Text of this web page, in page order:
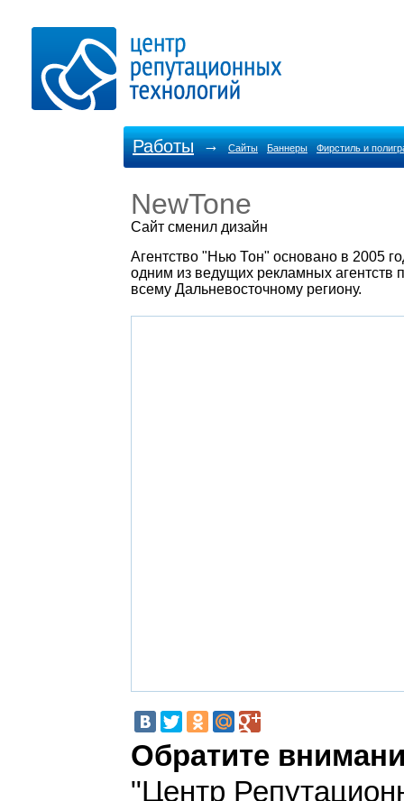
Работы → Сайты Баннеры Фирстиль и
NewTone
Cайт сменил дизайн
Агентство "Нью Тон" основано в 2005
одним из ведущих рекламных агентств
всему Дальневосточному региону.
Обратите
"Центр